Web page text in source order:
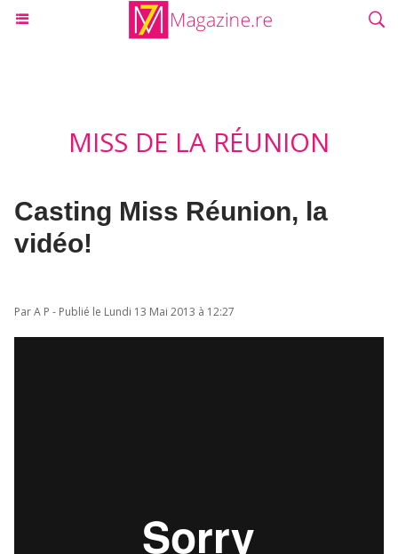
MISS DE LA RÉUNION
Casting Miss Réunion, la
vidéo!
Par A P - Publié le Lundi 13 Mai 2013 à 12:27